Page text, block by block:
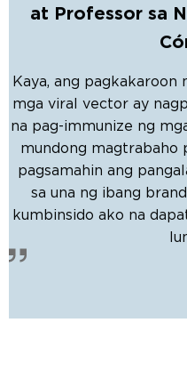
at Professor sa
Kaya, ang pagkakaroon
mga viral vector ay
na pag-immunize ng
mundong magtrabaho
pagsamahin ang
sa una ng ibang
kumbinsido ako na